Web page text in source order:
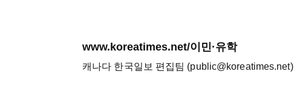
www.koreatimes.net/이민·유학
캐나다 한국일보 편집팀 (public@koreatimes.net)